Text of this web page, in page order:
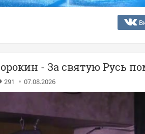
- За святую Русь
291 07.08.2026